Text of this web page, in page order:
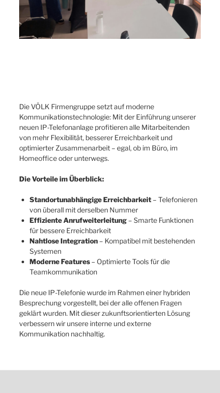
Die VÖLK Firmengruppe setzt auf moderne
Kommunikationstechnologie: Mit der Einführung unserer
neuen IP-Telefonanlage profitieren alle Mitarbeitenden
von mehr Flexibilität, besserer Erreichbarkeit und
optimierter Zusammenarbeit – egal, ob im Büro, im
Homeoffice oder unterwegs.
Die Vorteile im Überblick:
Standortunabhängige Erreichbarkeit – Telefonieren
von überall mit derselben Nummer
Effiziente Anrufweiterleitung – Smarte Funktionen
für bessere Erreichbarkeit
Nahtlose Integration – Kompatibel mit bestehenden
Systemen
Moderne Features– Optimierte Tools für die
Teamkommunikation
Die neue IP-Telefonie wurde im Rahmen einer hybriden
Besprechung vorgestellt, bei der alle offenen Fragen
geklärt wurden. Mit dieser zukunftsorientierten Lösung
verbessern wir unsere interne und externe
Kommunikation nachhaltig.